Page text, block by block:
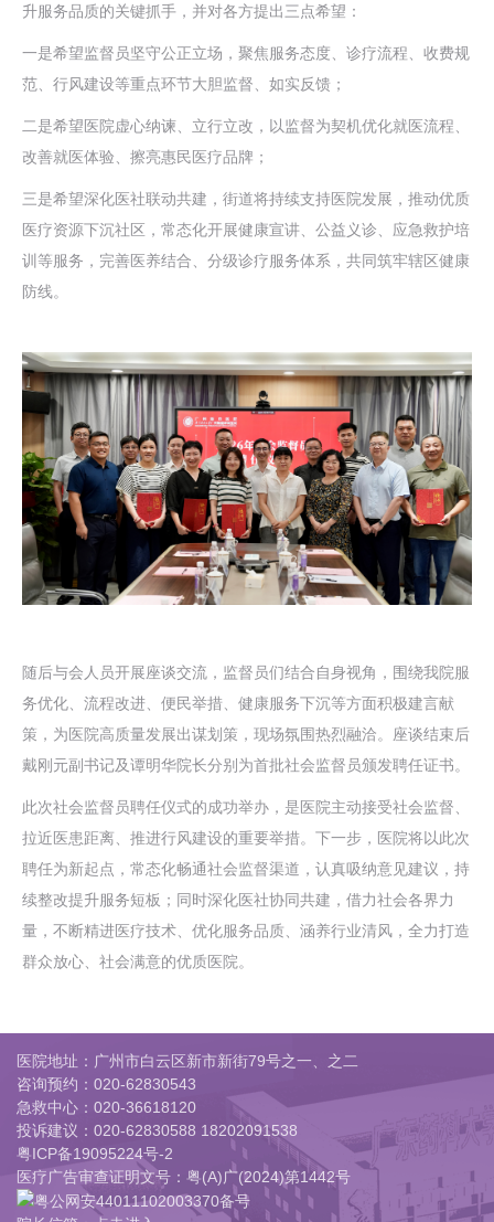
升服务品质的关键抓手，并对各方提出三点希望：
一是希望监督员坚守公正立场，聚焦服务态度、诊疗流程、收费规
范、行风建设等重点环节大胆监督、如实反馈；
二是希望医院虚心纳谏、立行立改，以监督为契机优化就医流程、
改善就医体验、擦亮惠民医疗品牌；
三是希望深化医社联动共建，街道将持续支持医院发展，推动优质
医疗资源下沉社区，常态化开展健康宣讲、公益义诊、应急救护培
训等服务，完善医养结合、分级诊疗服务体系，共同筑牢辖区健康
防线。
随后与会人员开展座谈交流，监督员们结合自身视角，围绕我院服
务优化、流程改进、便民举措、健康服务下沉等方面积极建言献
策，为医院高质量发展出谋划策，现场氛围热烈融洽。座谈结束后
戴刚元副书记及谭明华院长分别为首批社会监督员颁发聘任证书。
此次社会监督员聘任仪式的成功举办，是医院主动接受社会监督、
拉近医患距离、推进行风建设的重要举措。下一步，医院将以此次
聘任为新起点，常态化畅通社会监督渠道，认真吸纳意见建议，持
续整改提升服务短板；同时深化医社协同共建，借力社会各界力
量，不断精进医疗技术、优化服务品质、涵养行业清风，全力打造
群众放心、社会满意的优质医院。
医院地址：广州市白云区新市新街79号之一、之二
咨询预约： 020-62830543
急救中心： 020-36618120
投诉建议： 020-62830588 18202091538
粤ICP备19095224号-2
医疗广告审查证明文号：粤(A)广(2024)第1442号
粤公网安44011102003370备号